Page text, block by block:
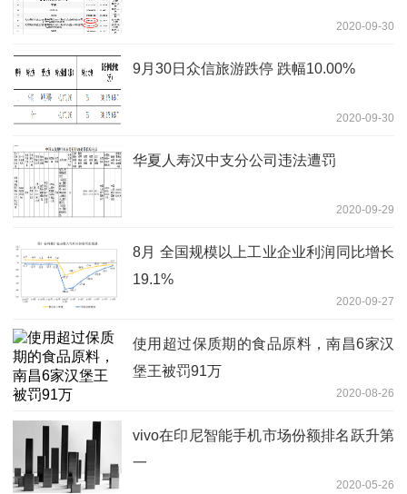
2020-09-30
9月30日众信旅游跌停 跌幅10.00%
2020-09-30
华夏人寿汉中支分公司违法遭罚
2020-09-29
8月 全国规模以上工业企业利润同比增长
19.1%
2020-09-27
使用超过保质期的食品原料，南昌6家汉
堡王被罚91万
2020-08-26
vivo在印尼智能手机市场份额排名跃升第
一
2020-05-26